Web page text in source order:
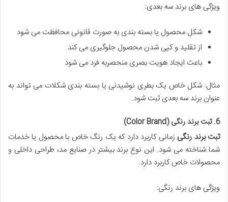
ویژگی های برند سه بعدی:
شکل محصول یا بسته بندی به صورت قانونی محافظت می شود
از تقلید و کپی شدن محصول جلوگیری می کند
باعث ایجاد هویت بصری منحصربه فرد می شود
مثال: شکل خاص یک بطری نوشیدنی یا بسته بندی شکلات می تواند به
عنوان برند سه بعدی ثبت شود.
6. ثبت برند رنگی (Color Brand)
ثبت برند رنگی زمانی کاربرد دارد که یک رنگ خاص با محصول یا خدمات
شما شناخته می شود. این نوع برند بیشتر در صنایع مد، طراحی داخلی و
محصولات خاص کاربرد دارد.
ویژگی های برند رنگی: